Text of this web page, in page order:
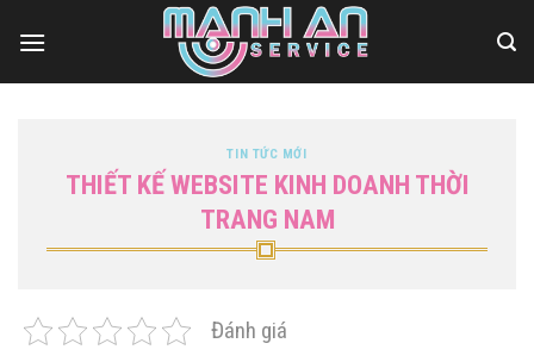
qua
TIN TỨC MỚI
THIẾT KẾ WEBSITE KINH DOANH THỜI
TRANG NAM
Đánh giá